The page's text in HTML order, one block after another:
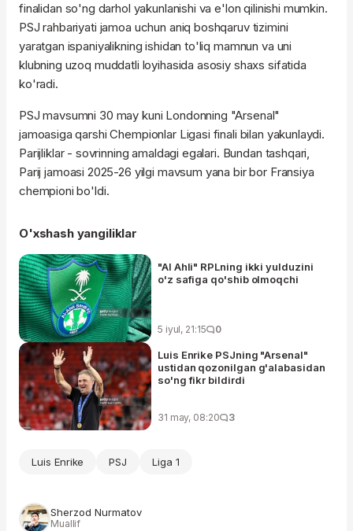
finalidan so'ng darhol yakunlanishi va e'lon qilinishi mumkin.
PSJ rahbariyati jamoa uchun aniq boshqaruv tizimini
yaratgan ispaniyalikning ishidan to'liq mamnun va uni
klubning uzoq muddatli loyihasida asosiy shaxs sifatida
ko'radi.
PSJ mavsumni 30 may kuni Londonning "Arsenal"
jamoasiga qarshi Chempionlar Ligasi finali bilan yakunlaydi.
Parijliklar - sovrinning amaldagi egalari. Bundan tashqari,
Parij jamoasi 2025-26 yilgi mavsum yana bir bor Fransiya
chempioni bo'ldi.
O'xshash yangiliklar
"Al Ahli" RPLning ikki yulduzini
o'z safiga qo'shib olmoqchi
5 iyul, 21:15 0
Luis Enrike PSJning "Arsenal"
ustidan qozonilgan g'alabasidan
so'ng fikr bildirdi
31 may, 08:20 3
Luis Enrike PSJ Liga 1
Sherzod Nurmatov
Muallif